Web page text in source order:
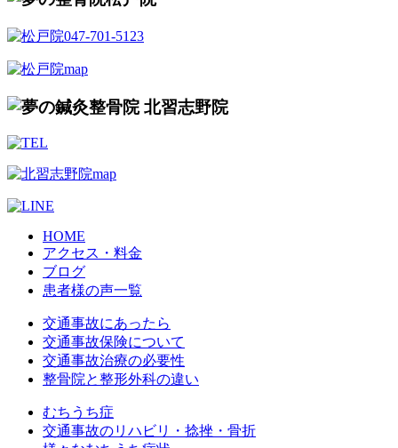
HOME
アクセス・料金
ブログ
患者様の声一覧
交通事故にあったら
交通事故保険について
交通事故治療の必要性
整骨院と整形外科の違い
むちうち症
交通事故のリハビリ・捻挫・骨折